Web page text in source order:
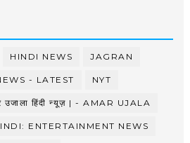
HINDI NEWS JAGRAN
- LATEST NYT
हिंदी न्यूज़ | - AMAR UJALA
ENTERTAINMENT NEWS